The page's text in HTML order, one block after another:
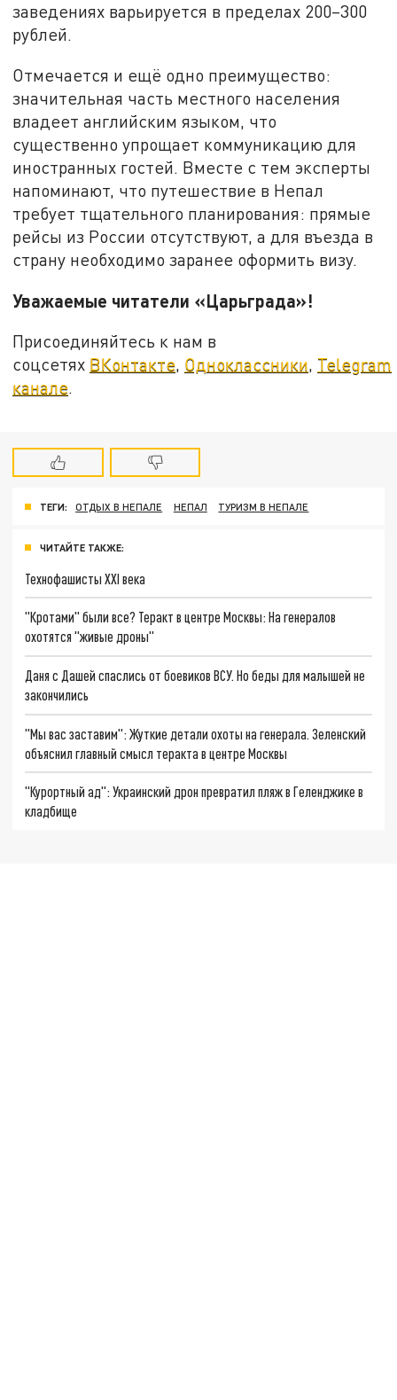
заведениях варьируется в пределах 200–300
рублей.
Отмечается и ещё одно преимущество:
значительная часть местного населения
владеет английским языком, что
существенно упрощает коммуникацию для
иностранных гостей. Вместе с тем эксперты
напоминают, что путешествие в Непал
требует тщательного планирования: прямые
рейсы из России отсутствуют, а для въезда в
страну необходимо заранее оформить визу.
Уважаемые читатели «Царьграда»!
Присоединяйтесь к нам в
соцсетях ВКонтакте, Одноклассники, Telegram
канале.
ТЕГИ: ОТДЫХ В НЕПАЛЕ НЕПАЛ ТУРИЗМ В НЕПАЛЕ
ЧИТАЙТЕ ТАКЖЕ:
Технофашисты XXI века
"Кротами" были все? Теракт в центре Москвы: На генералов
охотятся "живые дроны"
Даня с Дашей спаслись от боевиков ВСУ. Но беды для малышей не
закончились
"Мы вас заставим": Жуткие детали охоты на генерала. Зеленский
объяснил главный смысл теракта в центре Москвы
"Курортный ад": Украинский дрон превратил пляж в Геленджике в
кладбище